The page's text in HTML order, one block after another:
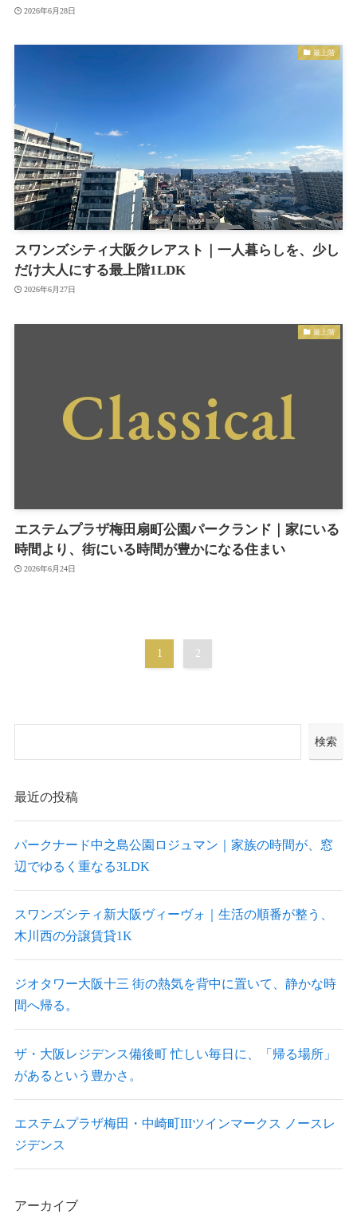
2026年6月28日
最上階
スワンズシティ大阪クレアスト｜一人暮らしを、少し
だけ大人にする最上階1LDK
2026年6月27日
最上階
エステムプラザ梅田扇町公園パークランド｜家にいる
時間より、街にいる時間が豊かになる住まい
2026年6月24日
1 2
検索
最近の投稿
パークナード中之島公園ロジュマン｜家族の時間が、窓
辺でゆるく重なる3LDK
スワンズシティ新大阪ヴィーヴォ｜生活の順番が整う、
木川西の分譲賃貸1K
ジオタワー大阪十三 街の熱気を背中に置いて、静かな時
間へ帰る。
ザ・大阪レジデンス備後町 忙しい毎日に、「帰る場所」
があるという豊かさ。
エステムプラザ梅田・中崎町IIIツインマークス ノースレ
ジデンス
アーカイブ